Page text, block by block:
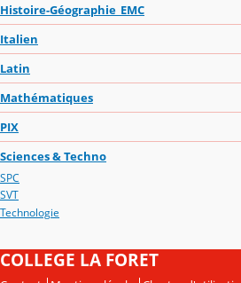
Histoire-Géographie_EMC
Italien
Latin
Mathématiques
PIX
Sciences & Techno
SPC
SVT
Technologie
COLLEGE LA FORET